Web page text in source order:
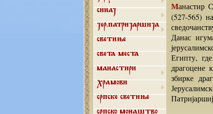
Синај
Јер.патријаршија
Светиње
Света места
Манастири
Храмови
Српске светиње
Српско монаштво
Манастир Свете Катарине у данашњем облику саградио је византијски цар Јустинијан I
(527-565)
Данас
Египту,
драгоцене
збирке